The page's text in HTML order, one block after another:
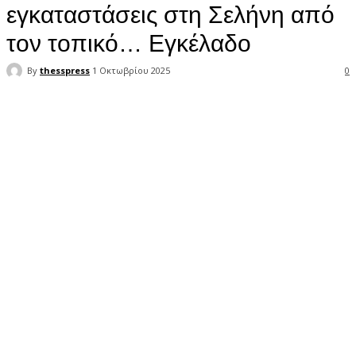
εγκαταστάσεις στη Σελήνη από
τον τοπικό… Εγκέλαδο
By thesspress 1 Οκτωβρίου 2025 0